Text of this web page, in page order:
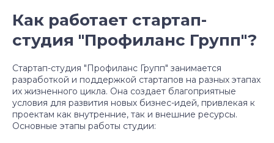
Как работает стартап-
студия "Профиланс Групп"?
Стартап-студия "Профиланс Групп" занимается
разработкой и поддержкой стартапов на разных этапах
их жизненного цикла. Она создает благоприятные
условия для развития новых бизнес-идей, привлекая к
проектам как внутренние, так и внешние ресурсы.
Основные этапы работы студии: